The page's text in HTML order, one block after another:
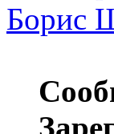
Борис